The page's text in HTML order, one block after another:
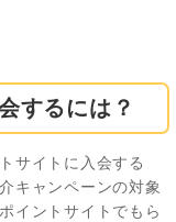
するには？
サイトに入会する
キャンペーンの対象
イントサイトでもら